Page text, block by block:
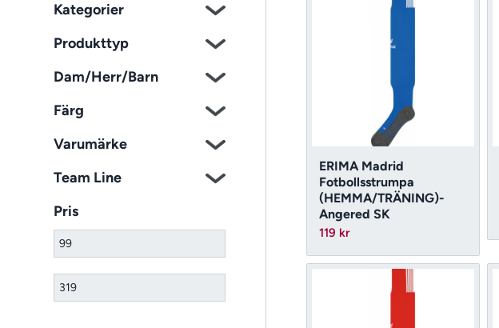
ERIMA Madrid
Fotbollsstrumpa
(HEMMA/TRÄNING)-
Angered SK
119 kr
Kategorier
Produkttyp
Dam/Herr/Barn
Färg
Varumärke
Team Line
Pris